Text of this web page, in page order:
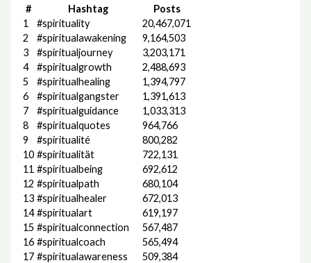
# Hashtag
Posts
1
#spirituality
20,467,071
2
#spiritualawakening
9,164,503
3
#spiritualjourney
3,203,171
4
#spiritualgrowth
2,488,693
5
#spiritualhealing
1,394,797
6
#spiritualgangster
1,391,613
7
#spiritualguidance
1,033,313
8
#spiritualquotes
964,766
9
#spiritualité
800,282
10 #spiritualität
722,131
11 #spiritualbeing
692,612
12 #spiritualpath
680,104
13 #spiritualhealer
672,013
14 #spiritualart
619,197
15 #spiritualconnection
567,487
16 #spiritualcoach
565,494
17 #spiritualawareness
509,384